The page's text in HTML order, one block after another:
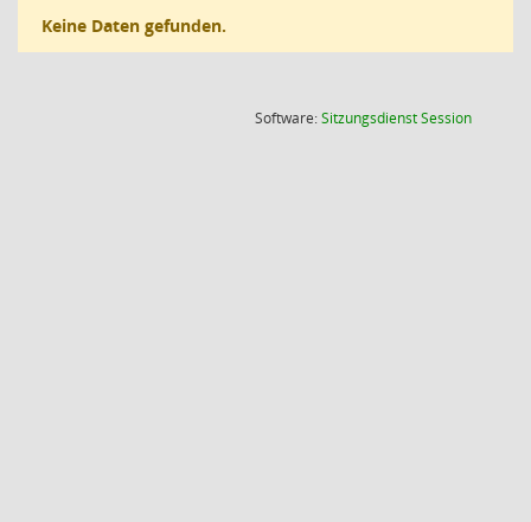
Keine Daten gefunden.
Software:SitzungsdienstSession(Wird in